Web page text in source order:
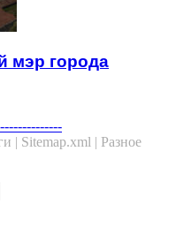
мэр города
| Sitemap.xml | Разное